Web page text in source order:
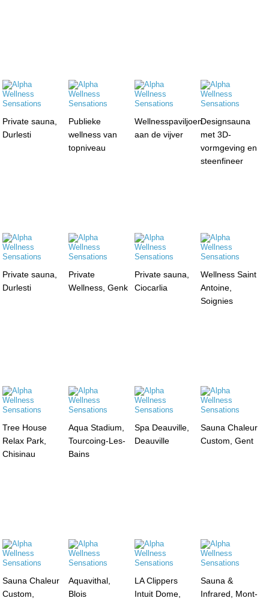
Private sauna,
Durlesti
Publieke
wellness van
topniveau
Wellnesspaviljoen
aan de vijver
Designsauna
met 3D-
vormgeving en
steenfineer
Private sauna,
Durlesti
Private
Wellness, Genk
Private sauna,
Ciocarlia
Wellness Saint
Antoine,
Soignies
Tree House
Relax Park,
Chisinau
Aqua Stadium,
Tourcoing-Les-
Bains
Spa Deauville,
Deauville
Sauna Chaleur
Custom, Gent
Sauna Chaleur
Custom,
Aquavithal,
Blois
LA Clippers
Intuit Dome,
Sauna &
Infrared, Mont-